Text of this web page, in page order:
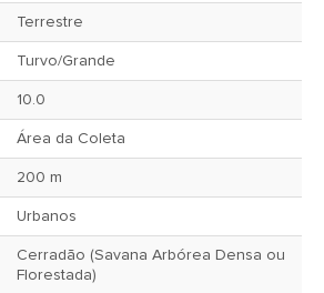
Terrestre
Turvo/Grande
10.0
Área da Coleta
200 m
Urbanos
Cerradão (Savana Arbórea Densa ou
Florestada)